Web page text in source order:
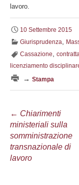
lavoro.
10 Settembre 2015
Giurisprudenza
Cassazione
licenziamento
→ Stampa
Navigazione
articolo
← Chiarimenti
ministeriali sulla
somministrazione
transnazionale di
lavoro